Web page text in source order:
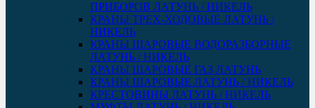
ПРИБОРОВ ЛАТУНЬ / НИКЕЛЬ
КРАНЫ ТРЕХ-ХОДОВЫЕ ЛАТУНЬ /
НИКЕЛЬ
КРАНЫ ШАРОВЫЕ ВОДОРАЗБОРНЫЕ
ЛАТУНЬ / НИКЕЛЬ
КРАНЫ ШАРОВЫЕ ГАЗ ЛАТУНЬ
КРАНЫ ШАРОВЫЕ ЛАТУНЬ / НИКЕЛЬ
КРЕСТОВИНЫ ЛАТУНЬ / НИКЕЛЬ